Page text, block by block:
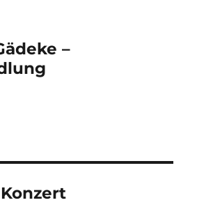
–
Konzert